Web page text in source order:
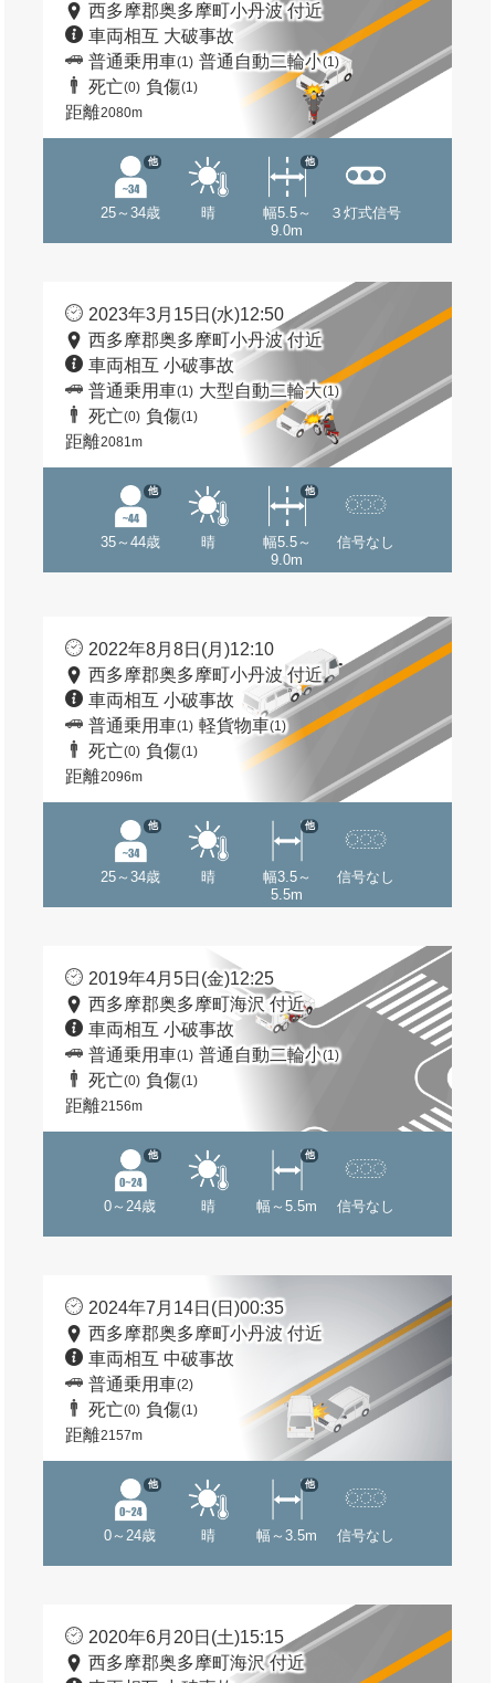
西多摩郡奥多摩町小丹波 付近
車両相互 大破事故
普通乗用車(1) 普通自動二輪小(1)
死亡(0) 負傷(1)
距離2080m
25～34歳
他
晴
幅5.5～
9.0m
他
３灯式信号
2023年3月15日(水)12:50
西多摩郡奥多摩町小丹波 付近
車両相互 小破事故
普通乗用車(1) 大型自動二輪大(1)
死亡(0) 負傷(1)
距離2081m
35～44歳
他
晴
幅5.5～
9.0m
他
信号なし
2022年8月8日(月)12:10
西多摩郡奥多摩町小丹波 付近
車両相互 小破事故
普通乗用車(1) 軽貨物車(1)
死亡(0) 負傷(1)
距離2096m
25～34歳
他
晴
幅3.5～
5.5m
他
信号なし
2019年4月5日(金)12:25
西多摩郡奥多摩町海沢 付近
車両相互 小破事故
普通乗用車(1) 普通自動二輪小(1)
死亡(0) 負傷(1)
距離2156m
0～24歳
他
晴 幅～5.5m
他
信号なし
2024年7月14日(日)00:35
西多摩郡奥多摩町小丹波 付近
車両相互 中破事故
普通乗用車(2)
死亡(0) 負傷(1)
距離2157m
0～24歳
他
晴 幅～3.5m
他
信号なし
2020年6月20日(土)15:15
西多摩郡奥多摩町海沢 付近